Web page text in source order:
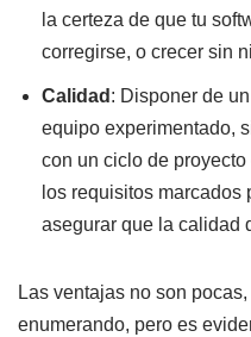
la certeza de que tu
corregirse, o crecer sin
Calidad : Disponer de
equipo experimentado,
con un ciclo de
los requisitos marcados
asegurar que la calidad
Las ventajas no son
enumerando, pero es